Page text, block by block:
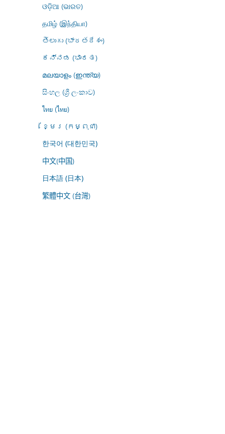
ଓଡ଼ିଆ (ଭାରତ)
தமிழ் (இந்தியா)
తెలుగు (భారతదేశం)
ಕನ್ನಡ (ಭಾರತ)
മലയാളം (ഇന്ത്യ)
සිංහල (ශ්‍රී ලංකාව)
ไทย (ไทย)
ខ្មែរ (កម្ពុជា)
한국어 (대한민국)
中文(中国)
日本語 (日本)
繁體中文 (台灣)